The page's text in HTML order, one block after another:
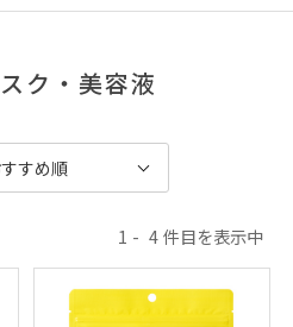
ク・美容液
1 4